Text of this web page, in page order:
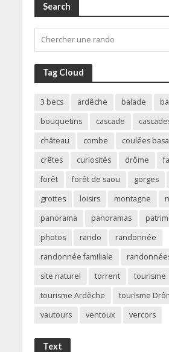
Search
Tag Cloud
3 becs ardêche balade
bouquetins
cascade
château
combe coulées
crêtes
curiosités drôme
forêt
forêt de saou gorges
grottes
loisirs montagne
panorama
panoramas
photos
rando
randonnée
randonnée familiale
site naturel
torrent
tourisme
tourisme Ardèche
tourisme
vautours
ventoux vercors
Text